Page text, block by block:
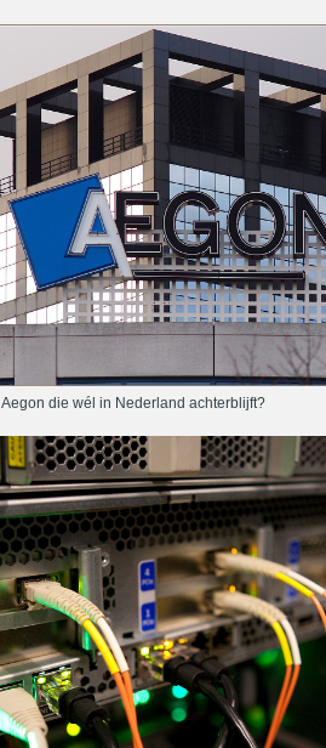
die wél in Nederland achterblijft?